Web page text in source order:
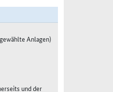
Anlagen)
und der